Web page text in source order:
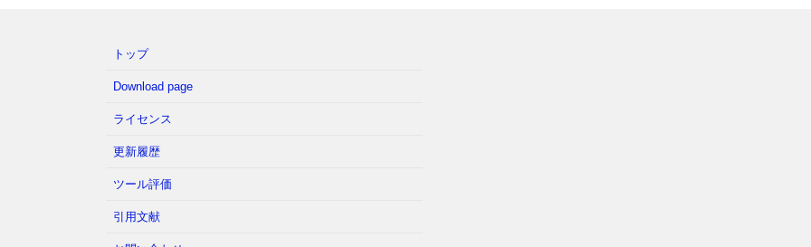
トップ
Download page
ライセンス
更新履歴
ツール評価
引用文献